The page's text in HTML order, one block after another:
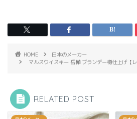
HOME
日本のメーカー
マルスウイスキー 岳樺 ブランデー樽仕上げ【レ
RELATED POST